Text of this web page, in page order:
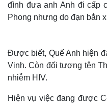
đình đưa anh Anh đi cấp
Phong nhưng do đạn bắn
Được biết, Quế Anh hiện
Vinh. Còn đối tượng tên
nhiễm HIV.
Hiện vụ việc đang được